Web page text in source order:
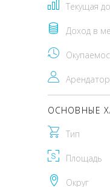
Текущая
Доход в
Арендатор
ОСНОВНЫЕ
Тип
Площадь
Округ